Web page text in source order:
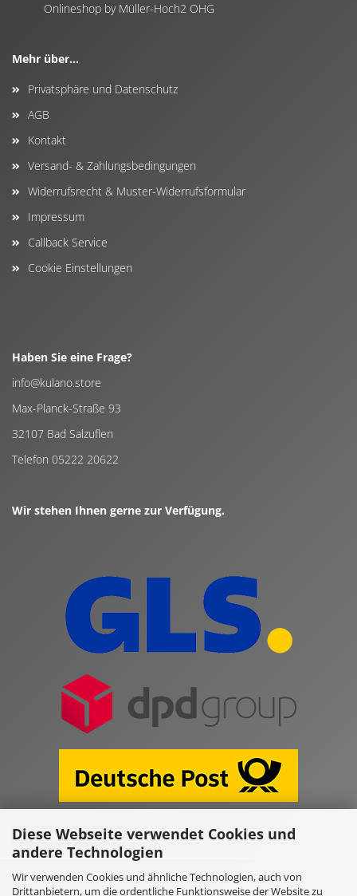
Diese Webseite verwendet Cookies und
andere Technologien
Wir verwenden Cookies und ähnliche Technologien, auch von
Drittanbietern, um die ordentliche Funktionsweise der Website zu
Onlineshop by Müller-Hoch2 OHG
Mehr über...
Privatsphäre und Datenschutz
AGB
Kontakt
Versand- & Zahlungsbedingungen
Widerrufsrecht & Muster-Widerrufsformular
Impressum
Callback Service
Cookie Einstellungen
Haben Sie eine Frage?
info@kulano.store
Max-Planck-Straße 93
32107 Bad Salzuflen
Telefon 05222 20622
Wir stehen Ihnen gerne zur Verfügung.
Vertrag widerrufen
Online Shop erstellenmit Gambio.de © 2026